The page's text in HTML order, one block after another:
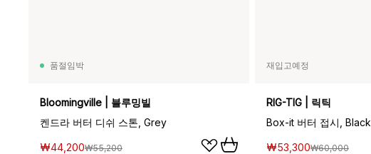
품절임박
Bloomingville | 블루밍빌
켄드라 버터 디쉬 스톤, Grey
₩44,200₩55,200
재입고예정
RIG-TIG | 릭틱
Box-it 버터 접시, Black
₩53,300₩60,000